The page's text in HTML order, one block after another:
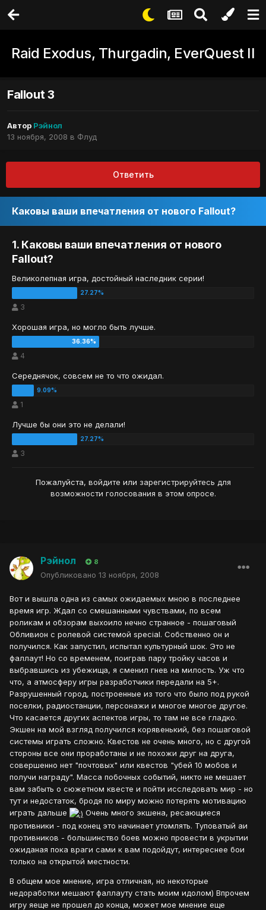
Raid Exodus, Thurgadin, EverQuest II
Fallout 3
Автор Рэйнол
13 ноября, 2008 в Флуд
Ответить
Каковы ваши впечатления от нового Fallout?
1. Каковы ваши впечатления от нового
Fallout?
Великолепная игра, достойный наследник серии!
3
Хорошая игра, но могло быть лучше.
4
Середнячок, совсем не то что ожидал.
1
Лучше бы они это не делали!
3
Пожалуйста, войдите или зарегистрируйтесь для
возможности голосования в этом опросе.
Рэйнол 8
Опубликовано 13 ноября, 2008
Вот и вышла одна из самых ожидаемых мною в последнее
время игр. Ждал со смешанными чувствами, по всем
роликам и обзорам выхоило нечно странное - пошаговый
Обливион с ролевой системой special. Собственно он и
получился. Как запустил, испытал культурный шок. Это не
фаллаут! Но со временем, поиграв пару тройку часов и
выбравшись из убежища, я сменил гнев на милость. Уж что
что, а атмосферу игры разработчики передали на 5+.
Разрушенный город, построенные из того что было под рукой
поселки, радиостанции, персонажи и многое многое другое.
Что касается других аспектов игры, то там не все гладко.
Экшен на мой взгляд получился корявенький, без пошаговой
системы играть сложно. Квестов не очень много, но с другой
стороны все они проработаны и не похожи друг на друга,
совершенно нет "почтовых" или квестов "убей 10 мобов и
получи награду". Масса побочных событий, никто не мешает
вам забыть о сюжетном квесте и пойти исследовать мир - но
тут и недостаток, бродя по миру можно потерять мотивацию
играть дальше
Очень много экшена, ресающиеся
противники - под конец это начинает утомлять. Туповатый аи
противников - большинство боев можно провести в укрытии
ожиданая пока враги сами к вам подойдут, интереснее бои
только на открытой местности.
В общем мое мнение, игра отличная, но некоторые
недоработки мешают фаллауту стать моим идолом) Впрочем
игру яеще не прошел до конца, может мое мнение еще